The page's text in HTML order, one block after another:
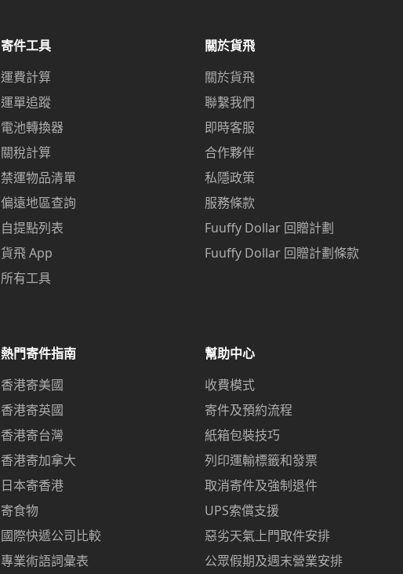
寄件工具
運費計算
運單追蹤
電池轉換器
關稅計算
禁運物品清單
偏遠地區查詢
自提點列表
貨飛 App
所有工具
關於貨飛
關於貨飛
聯繫我們
即時客服
合作夥伴
私隱政策
服務條款
Fuuffy Dollar 回贈計劃
Fuuffy Dollar 回贈計劃條款
熱門寄件指南
香港寄美國
香港寄英國
香港寄台灣
香港寄加拿大
日本寄香港
寄食物
國際快遞公司比較
專業術語詞彙表
幫助中心
收費模式
寄件及預約流程
紙箱包裝技巧
列印運輸標籤和發票
取消寄件及強制退件
UPS索償支援
惡劣天氣上門取件安排
公眾假期及週末營業安排